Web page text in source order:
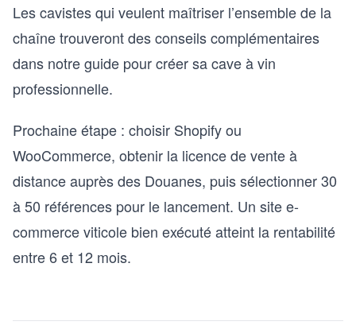
Les cavistes qui veulent maîtriser l’ensemble de la
chaîne trouveront des conseils complémentaires
dans notre guide pourcréer sa cave à vin
professionnelle.
Prochaine étape : choisir Shopify ou
WooCommerce, obtenir la licence de vente à
distance auprès des Douanes, puis sélectionner 30
à 50 références pour le lancement. Un site e-
commerce viticole bien exécuté atteint la rentabilité
entre 6 et 12 mois.